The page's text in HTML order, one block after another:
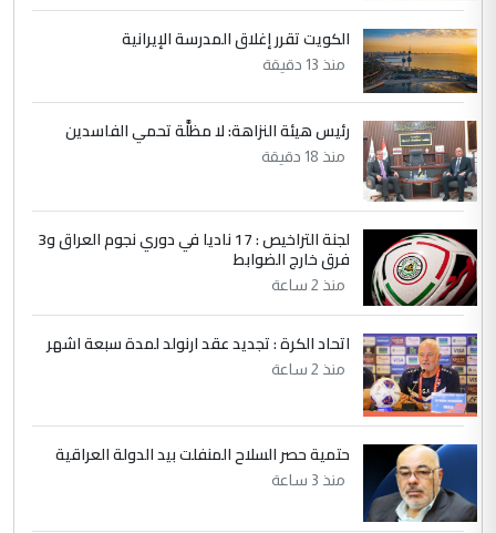
سردار
التعليق : واحد من عصابة علي ماما يسقط
جنسية الرافد الثالث للعراق ومن اصول عريقة
الموضوع :
الجواهري يرد على صدام حسين سل
مضجعيك يابن الزنا (نص كامل)
5 حيدر عاشور
التعليق : تحياتي لك استاذ حامدتركان. كلام
دقيق ومسؤول؛ فالاستثمار الحقيقي للإنسان
وثروات البلد يعتمد على الكفاءة ...
الموضوع :
بين الإهمال واغتصاب الأرض.. بلاد
الرافدين تعاني الجفاف والتصحر!!
الكويت تقرر إغلاق المدرسة الإيرانية
منذ 13 دقيقة
رئيس هيئة النزاهة: لا مظلَّة تحمي الفاسدين
منذ 18 دقيقة
لجنة التراخيص : 17 ناديا في دوري نجوم العراق و3
فرق خارج الضوابط
منذ 2 ساعة
اتحاد الكرة : تجديد عقد ارنولد لمدة سبعة اشهر
منذ 2 ساعة
حتمية حصر السلاح المنفلت بيد الدولة العراقية
منذ 3 ساعة